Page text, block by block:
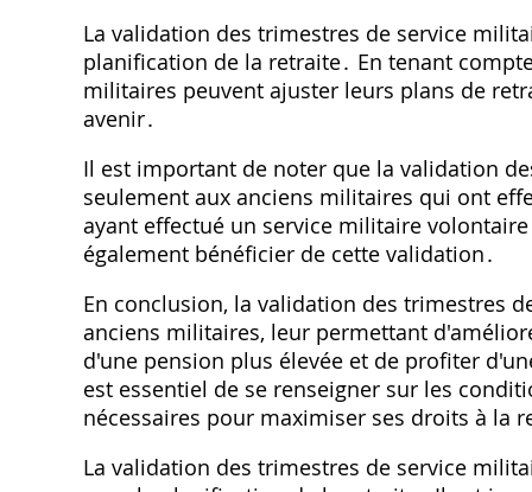
La validation des trimestres de service
planification de la retraite․ En tenant
militaires peuvent ajuster leurs plans de
avenir․
Il est important de noter que la validation
seulement aux anciens militaires qui ont
ayant effectué un service militaire
également bénéficier de cette validation․
En conclusion, la validation des trimestres
anciens militaires, leur permettant
d'une pension plus élevée et de profiter
est essentiel de se renseigner sur les
nécessaires pour maximiser ses droits à la
La validation des trimestres de service